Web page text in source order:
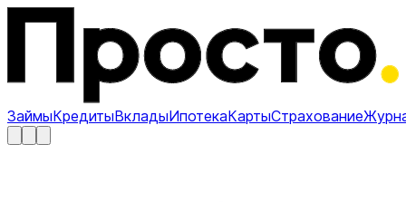
ЗаймыКредитыВкладыИпотекаКартыСтрахование